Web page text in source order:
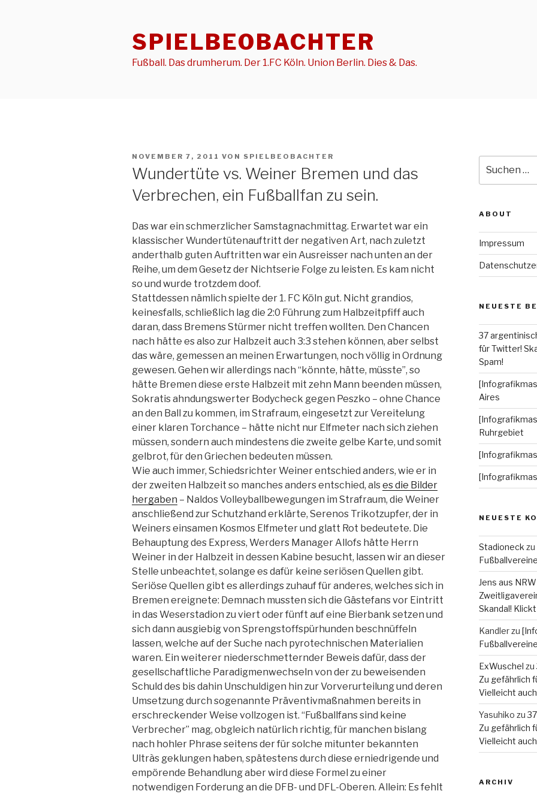
SPIELBEOBACHTER
Fußball. Das drumherum. Der 1.FC Köln. Union Berlin. Dies & Das.
VERÖFFENTLICHT
NOVEMBER 7, 2011 VON SPIELBEOBACHTER
Wundertüte vs. Weiner Bremen und das
Verbrechen, ein Fußballfan zu sein.
Das war ein schmerzlicher Samstagnachmittag. Erwartet war ein
klassischer Wundertütenauftritt der negativen Art, nach zuletzt
anderthalb guten Auftritten war ein Ausreisser nach unten an der
Reihe, um dem Gesetz der Nichtserie Folge zu leisten. Es kam nicht
so und wurde trotzdem doof.
Stattdessen nämlich spielte der 1. FC Köln gut. Nicht grandios,
keinesfalls, schließlich lag die 2:0 Führung zum Halbzeitpfiff auch
daran, dass Bremens Stürmer nicht treffen wollten. Den Chancen
nach hätte es also zur Halbzeit auch 3:3 stehen können, aber selbst
das wäre, gemessen an meinen Erwartungen, noch völlig in Ordnung
gewesen. Gehen wir allerdings nach “könnte, hätte, müsste”, so
hätte Bremen diese erste Halbzeit mit zehn Mann beenden müssen,
Sokratis ahndungswerter Bodycheck gegen Peszko – ohne Chance
an den Ball zu kommen, im Strafraum, eingesetzt zur Vereitelung
einer klaren Torchance – hätte nicht nur Elfmeter nach sich ziehen
müssen, sondern auch mindestens die zweite gelbe Karte, und somit
gelbrot, für den Griechen bedeuten müssen.
Wie auch immer, Schiedsrichter Weiner entschied anders, wie er in
der zweiten Halbzeit so manches anders entschied, alses die Bilder
hergaben – Naldos Volleyballbewegungen im Strafraum, die Weiner
anschließend zur Schutzhand erklärte, Serenos Trikotzupfer, der in
Weiners einsamen Kosmos Elfmeter und glatt Rot bedeutete. Die
Behauptung des Express, Werders Manager Allofs hätte Herrn
Weiner in der Halbzeit in dessen Kabine besucht, lassen wir an dieser
Stelle unbeachtet, solange es dafür keine seriösen Quellen gibt.
Seriöse Quellen gibt es allerdings zuhauf für anderes, welches sich in
Bremen ereignete: Demnach mussten sich die Gästefans vor Eintritt
in das Weserstadion zu viert oder fünft auf eine Bierbank setzen und
sich dann ausgiebig von Sprengstoffspürhunden beschnüffeln
lassen, welche auf der Suche nach pyrotechnischen Materialien
waren. Ein weiterer niederschmetternder Beweis dafür, dass der
gesellschaftliche Paradigmenwechseln von der zu beweisenden
Schuld des bis dahin Unschuldigen hin zur Vorverurteilung und deren
Umsetzung durch sogenannte Präventivmaßnahmen bereits in
erschreckender Weise vollzogen ist. “Fußballfans sind keine
Verbrecher” mag, obgleich natürlich richtig, für manchen bislang
nach hohler Phrase seitens der für solche mitunter bekannten
Ultràs geklungen haben, spätestens durch diese erniedrigende und
empörende Behandlung aber wird diese Formel zu einer
notwendigen Forderung an die DFB- und DFL-Oberen. Allein: Es fehlt
nach:
ABOUT
Impressum
NEUESTE
37
für Twitter!
Spam!
Aires
Ruhrgebiet
NEUESTE
Stadioneck zu
Jens aus NRW
Skandal!
Kandlerzu
ExWuschel zu
Zu gefährlich
Vielleicht
Yasuhiko zu
Zu gefährlich
Vielleicht
ARCHIV